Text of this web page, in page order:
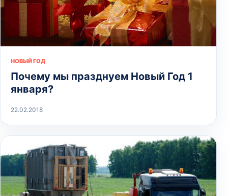
НОВЫЙ ГОД
Почему мы празднуем Новый Год 1
января?
22.02.2018